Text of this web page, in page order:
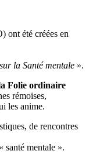
ont été créées en
la Santé mentale ».
Folie ordinaire
rémoises,
les anime.
de rencontres
santé mentale ».